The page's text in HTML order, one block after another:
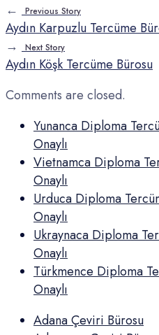
←
Previous Story
Aydın Karpuzlu Tercüme
→
Next Story
Aydın Köşk Tercüme Bürosu
Comments are closed.
Yunanca Diploma
Onaylı
Vietnamca Diploma
Onaylı
Urduca Diploma
Onaylı
Ukraynaca Diploma
Onaylı
Türkmence Diploma
Onaylı
Adana Çeviri Bürosu